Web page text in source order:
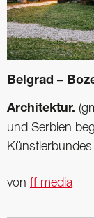
Belgrad –
Architektur.
und Serbien
von ff media